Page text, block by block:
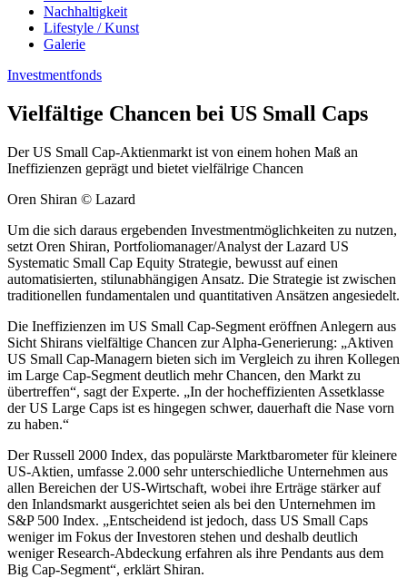
Nachhaltigkeit
Lifestyle / Kunst
Galerie
Investmentfonds
Vielfältige Chancen bei US Small Caps
Der US Small Cap-Aktienmarkt ist von einem hohen Maß an
Ineffizienzen geprägt und bietet vielfälrige Chancen
Oren Shiran © Lazard
Um die sich daraus ergebenden Investmentmöglichkeiten zu nutzen,
setzt Oren Shiran, Portfoliomanager/Analyst der Lazard US
Systematic Small Cap Equity Strategie, bewusst auf einen
automatisierten, stilunabhängigen Ansatz. Die Strategie ist zwischen
traditionellen fundamentalen und quantitativen Ansätzen angesiedelt.
Die Ineffizienzen im US Small Cap-Segment eröffnen Anlegern aus
Sicht Shirans vielfältige Chancen zur Alpha-Generierung: „Aktiven
US Small Cap-Managern bieten sich im Vergleich zu ihren Kollegen
im Large Cap-Segment deutlich mehr Chancen, den Markt zu
übertreffen“, sagt der Experte. „In der hocheffizienten Assetklasse
der US Large Caps ist es hingegen schwer, dauerhaft die Nase vorn
zu haben.“
Der Russell 2000 Index, das populärste Marktbarometer für kleinere
US-Aktien, umfasse 2.000 sehr unterschiedliche Unternehmen aus
allen Bereichen der US-Wirtschaft, wobei ihre Erträge stärker auf
den Inlandsmarkt ausgerichtet seien als bei den Unternehmen im
S&P 500 Index. „Entscheidend ist jedoch, dass US Small Caps
weniger im Fokus der Investoren stehen und deshalb deutlich
weniger Research-Abdeckung erfahren als ihre Pendants aus dem
Big Cap-Segment“, erklärt Shiran.